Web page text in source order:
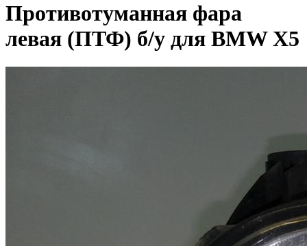
Противотуманная фара
левая (ПТФ) б/у для BMW X5